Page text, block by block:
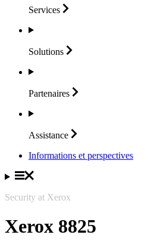
Services
Solutions
Partenaires
Assistance
Informations et perspectives
Security at Xerox
Xerox 8825